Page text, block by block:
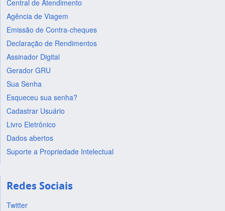
Central de Atendimento
Agência de Viagem
Emissão de Contra-cheques
Declaração de Rendimentos
Assinador Digital
Gerador GRU
Sua Senha
Esqueceu sua senha?
Cadastrar Usuário
Livro Eletrônico
Dados abertos
Suporte a Propriedade Intelectual
Redes Sociais
Twitter